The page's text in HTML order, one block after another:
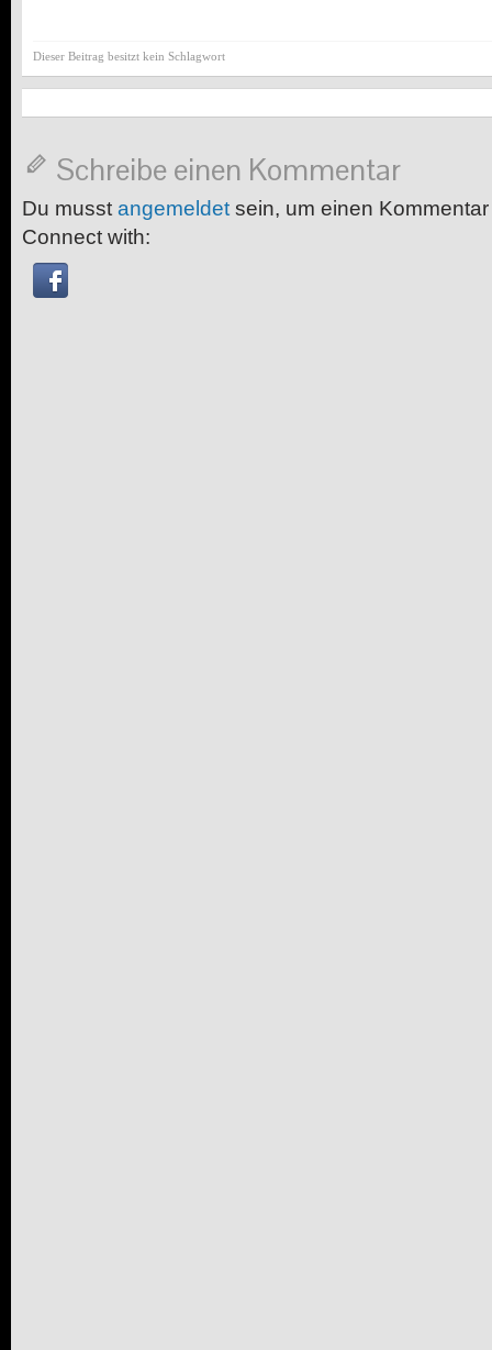
Dieser Beitrag besitzt kein Schlagwort
Schreibe einen Kommentar
Du musst angemeldet sein, um einen
Connect with: